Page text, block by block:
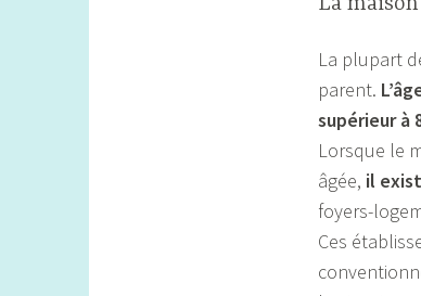
La plupart
parent.
supérieur à
Lorsque le
âgée, il
foyers-
Ces